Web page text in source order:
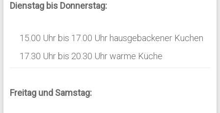
N
v
i
a
Dienstag bis Donnerstag:
15.00 Uhr bis 17.00 Uhr hausgebackener Kuchen
17.30 Uhr bis 20.30 Uhr warme Küche
Freitag und Samstag: